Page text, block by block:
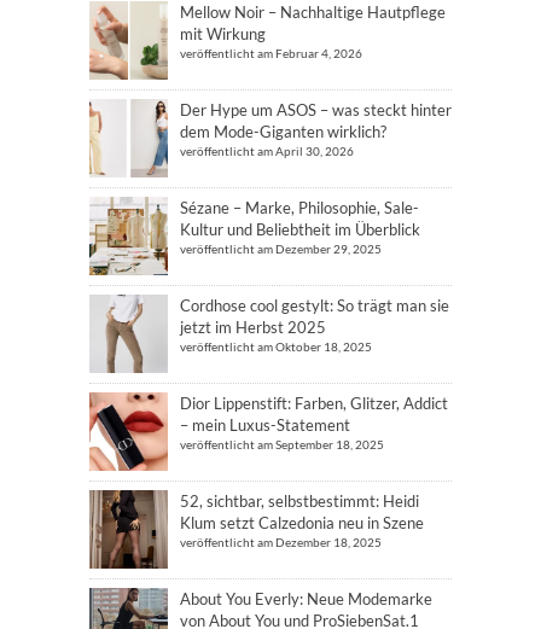
Mellow Noir – Nachhaltige Hautpflege
mit Wirkung
veröffentlicht am Februar 4, 2026
Der Hype um ASOS – was steckt hinter
dem Mode-Giganten wirklich?
veröffentlicht am April 30, 2026
Sézane – Marke, Philosophie, Sale-
Kultur und Beliebtheit im Überblick
veröffentlicht am Dezember 29, 2025
Cordhose cool gestylt: So trägt man sie
jetzt im Herbst 2025
veröffentlicht am Oktober 18, 2025
Dior Lippenstift: Farben, Glitzer, Addict
– mein Luxus-Statement
veröffentlicht am September 18, 2025
52, sichtbar, selbstbestimmt: Heidi
Klum setzt Calzedonia neu in Szene
veröffentlicht am Dezember 18, 2025
About You Everly: Neue Modemarke
von About You und ProSiebenSat.1